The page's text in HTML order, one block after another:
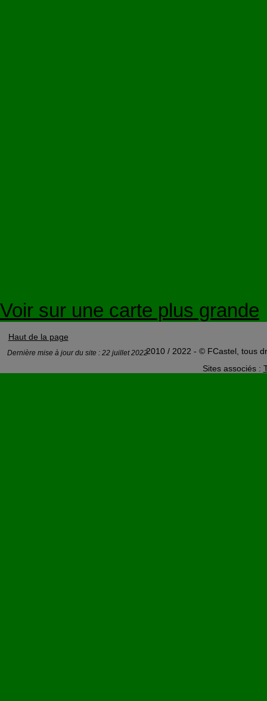
Voir sur une carte plus grande
Haut de la page
Dernière mise à jour du site : 22 juillet 20222010 / 2022 - © FCastel, tous
Sites associés :